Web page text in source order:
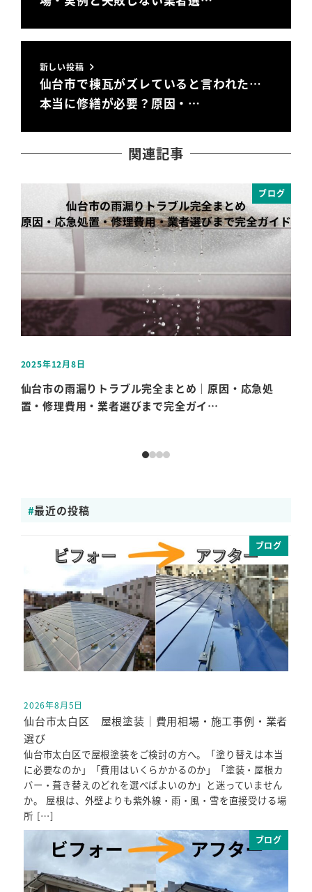
新しい投稿
仙台市で棟瓦がズレていると言われた…
本当に修繕が必要？原因・…
関連記事
ブログ
投稿日
2025年12月8日
仙台市の雨漏りトラブル完全まとめ｜原因・応急処
置・修理費用・業者選びまで完全ガイ…
最近の投稿
ブログ
投稿日
2026年8月5日
仙台市太白区 屋根塗装｜費用相場・施工事例・業者
選び
仙台市太白区で屋根塗装をご検討の方へ。「塗り替えは本当
に必要なのか」「費用はいくらかかるのか」「塗装・屋根カ
バー・葺き替えのどれを選べばよいのか」と迷っていません
か。 屋根は、外壁よりも紫外線・雨・風・雪を直接受ける場
所 […]
ブログ